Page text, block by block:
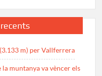
m) per Vallferrera
muntanya va vèncer els